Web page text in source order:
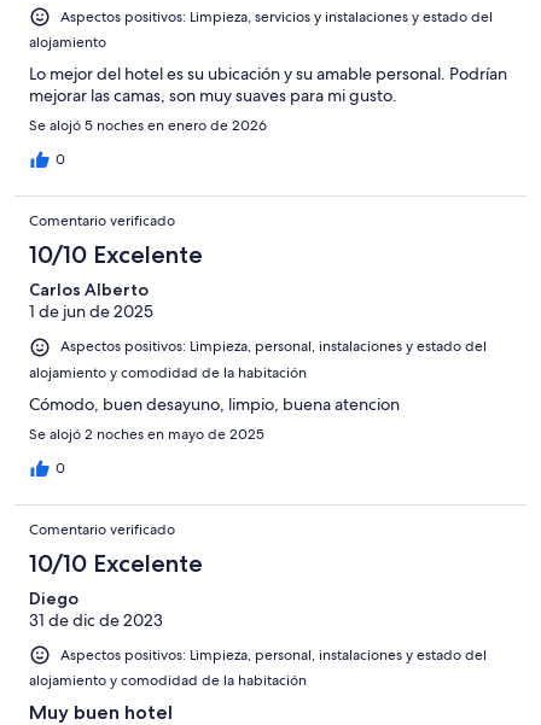
Aspectos positivos: Limpieza, servicios y instalaciones y estado del
alojamiento
Lo mejor del hotel es su ubicación y su amable personal. Podrían
mejorar las camas, son muy suaves para mi gusto.
Se alojó 5 noches en enero de 2026
0
Comentario verificado
10/10 Excelente
Carlos Alberto
1 de jun de 2025
Aspectos positivos: Limpieza, personal, instalaciones y estado del
alojamiento y comodidad de la habitación
Cómodo, buen desayuno, limpio, buena atencion
Se alojó 2 noches en mayo de 2025
0
Comentario verificado
10/10 Excelente
Diego
31 de dic de 2023
Aspectos positivos: Limpieza, personal, instalaciones y estado del
alojamiento y comodidad de la habitación
Muy buen hotel